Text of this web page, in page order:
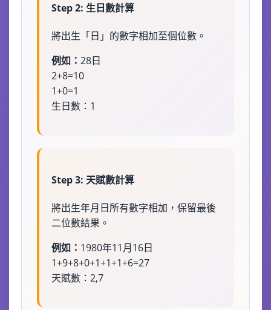
Step 2: 生日數計算
將出生「日」的數字相加至個位數。
例如： 28日
2+8=10
1+0=1
生日數：1
Step 3: 天賦數計算
將出生年月日所有數字相加，保留最後
二位數結果。
例如： 1980年11月16日
1+9+8+0+1+1+1+6=27
天賦數：2,7